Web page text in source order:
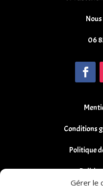
Gérer le
06
Conditions
Politique